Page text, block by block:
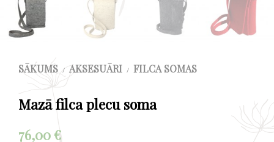
SĀKUMS / AKSESUĀRI / FILCA SOMAS
Mazā filca plecu soma
76,00€